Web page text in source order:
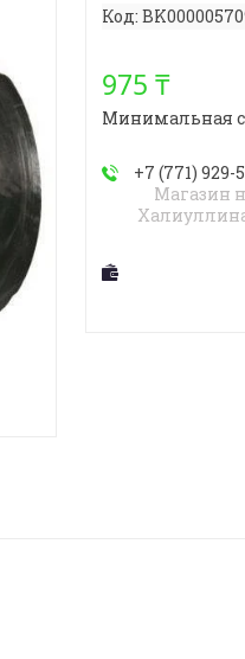
Код:
975 ₸
Минимальная
+7 (771) 929-
Магазин